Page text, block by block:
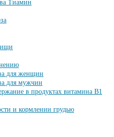
Тиамин
для женщин
для мужчин
в продуктах витамина В1
и кормлении грудью